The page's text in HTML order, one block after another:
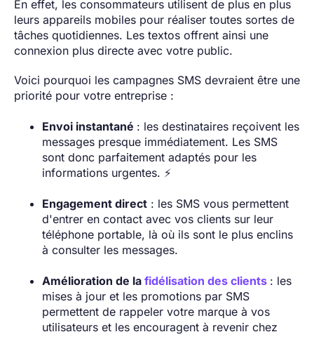
En effet, les consommateurs utilisent de plus en plus
leurs appareils mobiles pour réaliser toutes sortes de
tâches quotidiennes. Les textos offrent ainsi une
connexion plus directe avec votre public.
Voici pourquoi les campagnes SMS devraient être une
priorité pour votre entreprise :
Envoi instantané : les destinataires reçoivent les
messages presque immédiatement. Les SMS
sont donc parfaitement adaptés pour les
informations urgentes. ⚡
Engagement direct : les SMS vous permettent
d'entrer en contact avec vos clients sur leur
téléphone portable, là où ils sont le plus enclins
à consulter les messages.
Amélioration de la fidélisation des clients : les
mises à jour et les promotions par SMS
permettent de rappeler votre marque à vos
utilisateurs et les encouragent à revenir chez